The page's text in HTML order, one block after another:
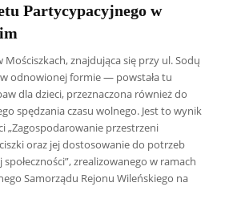
Partycypacyjnego w
znajdująca się przy ul. Sodų
odnowionej formie — powstała tu
dla dzieci, przeznaczona również do
spędzania czasu wolnego. Jest to wynik
„Zagospodarowanie przestrzeni
oraz jej dostosowanie do potrzeb
zrealizowanego w ramach
Samorządu Rejonu Wileńskiego na